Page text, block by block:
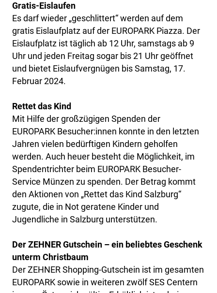
Gratis-Eislaufen
Es darf wieder „geschlittert“ werden auf dem
gratis Eislaufplatz auf der EUROPARK Piazza. Der
Eislaufplatz ist täglich ab 12 Uhr, samstags ab 9
Uhr und jeden Freitag sogar bis 21 Uhr geöffnet
und bietet Eislaufvergnügen bis Samstag, 17.
Februar 2024.
Rettet das Kind
Mit Hilfe der großzügigen Spenden der
EUROPARK Besucher:innen konnte in den letzten
Jahren vielen bedürftigen Kindern geholfen
werden. Auch heuer besteht die Möglichkeit, im
Spendentrichter beim EUROPARK Besucher-
Service Münzen zu spenden. Der Betrag kommt
den Aktionen von „Rettet das Kind Salzburg“
zugute, die in Not geratene Kinder und
Jugendliche in Salzburg unterstützen.
Der ZEHNER Gutschein – ein beliebtes Geschenk
unterm Christbaum
Der ZEHNER Shopping-Gutschein ist im gesamten
EUROPARK sowie in weiteren zwölf SES Centern